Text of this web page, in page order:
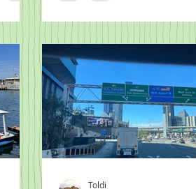
Toldi